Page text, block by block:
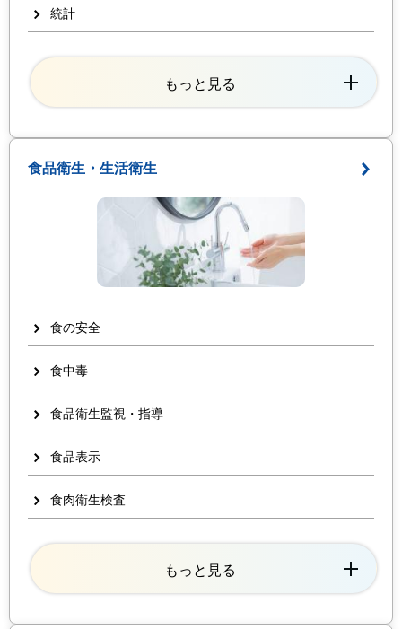
統計
もっと見る
食品衛生・生活衛生
食の安全
食中毒
食品衛生監視・指導
食品表示
食肉衛生検査
もっと見る